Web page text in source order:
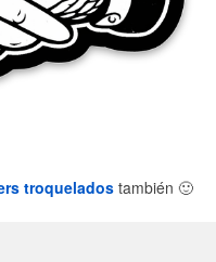
troqueladostambién 🙂